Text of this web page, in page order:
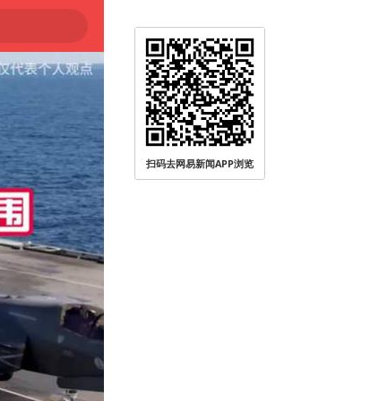
扫码去网易新闻APP浏览